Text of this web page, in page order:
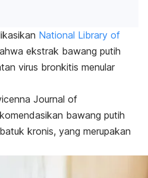
National Library of
ekstrak bawang putih
virus bronkitis menular
Journal of
bawang putih
kronis, yang merupakan